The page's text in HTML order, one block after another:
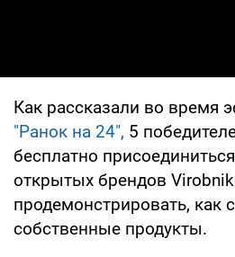
Как рассказали во время
"Ранок на 24", 5
бесплатно
открытых брендов
продемонстрировать, как
собственные продукты.